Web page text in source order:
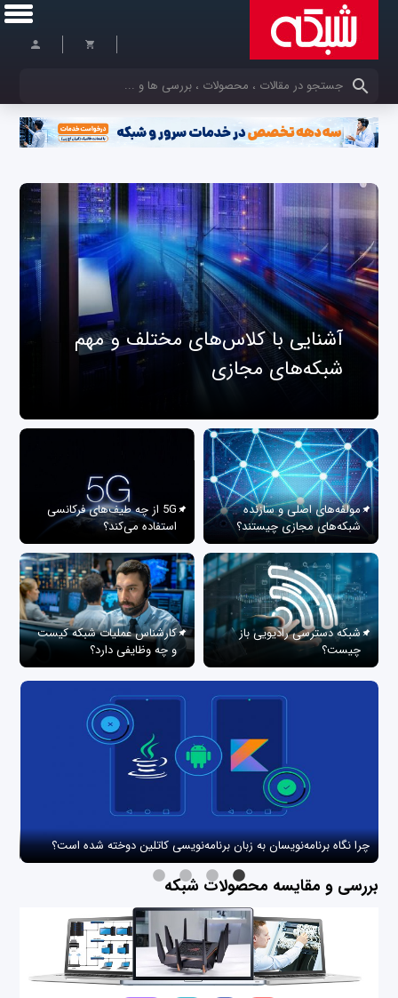
کلمات کلیدی خود را وارد کنید
آشنایی با کلاس‌های مختلف و مهم
شبکه‌های مجازی
مولفه‌های اصلی و سازنده
شبکه‌های مجازی چیستند؟
5G از چه طیف‌های فرکانسی
استفاده می‌کند؟
شبکه دسترسی رادیویی باز
چیست؟
کارشناس عملیات شبکه کیست
و چه وظایفی دارد؟
چرا نگاه برنامه‌نویسان به زبان برنامه‌نویسی کاتلین دوخته شده است؟
بررسی و مقایسه محصولات شبکه